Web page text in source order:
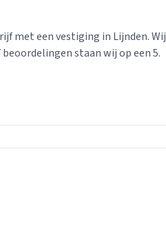
met een vestiging in Lijnden. Wij
staan wij op een 5.